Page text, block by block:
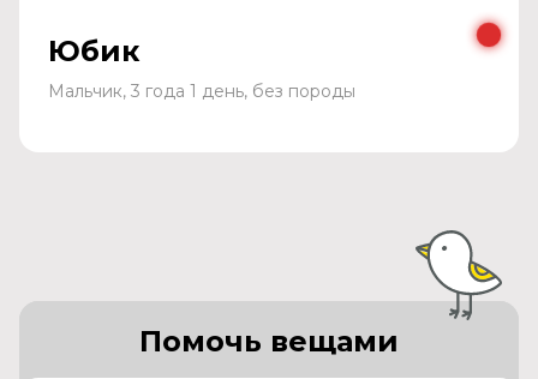
Юбик
Мальчик, 3 года 1 день, без породы
Помочь вещами